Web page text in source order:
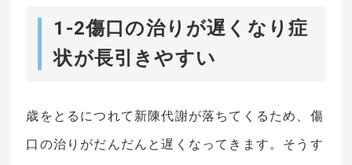
1-2傷口の治りが遅くなり症
状が長引きやすい
歳をとるにつれて新陳代謝が落ちてくるため、傷
口の治りがだんだんと遅くなってきます。そうす